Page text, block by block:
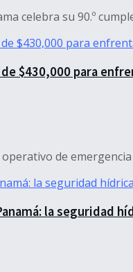
celebra su 90.º
$430,000 para
de
la seguridad